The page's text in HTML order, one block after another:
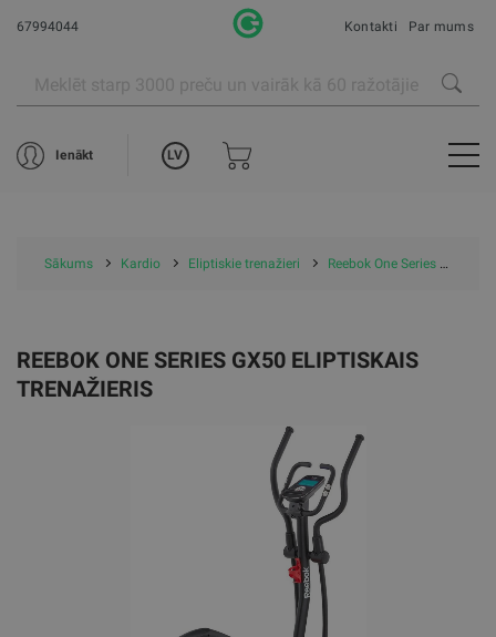
67994044 Kontakti Par mums
Ienākt LV
Sākums Kardio Eliptiskie trenažieri Reebok One Series GX50 Eliptiskais trenažieris
REEBOK ONE SERIES GX50 ELIPTISKAIS
TRENAŽIERIS